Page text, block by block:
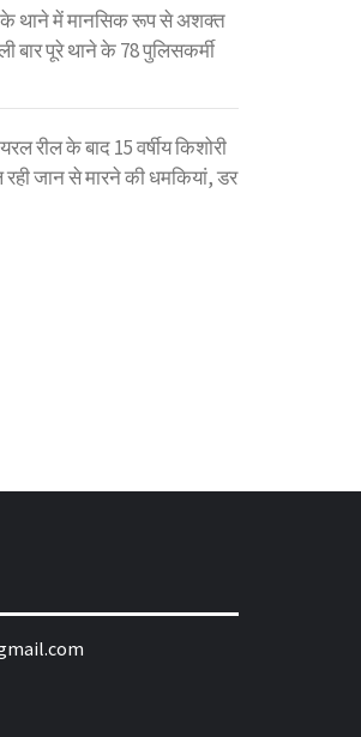
के थाने में मानसिक रूप से अशक्त
बार पूरे थाने के 78 पुलिसकर्मी
रील के बाद 15 वर्षीय किशोरी
रही जान से मारने की धमकियां, डर